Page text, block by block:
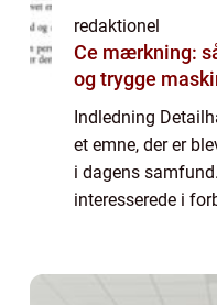
redaktionel
Ce mærkning:
og trygge
Indledning
et emne, der er
i dagens
interesserede i